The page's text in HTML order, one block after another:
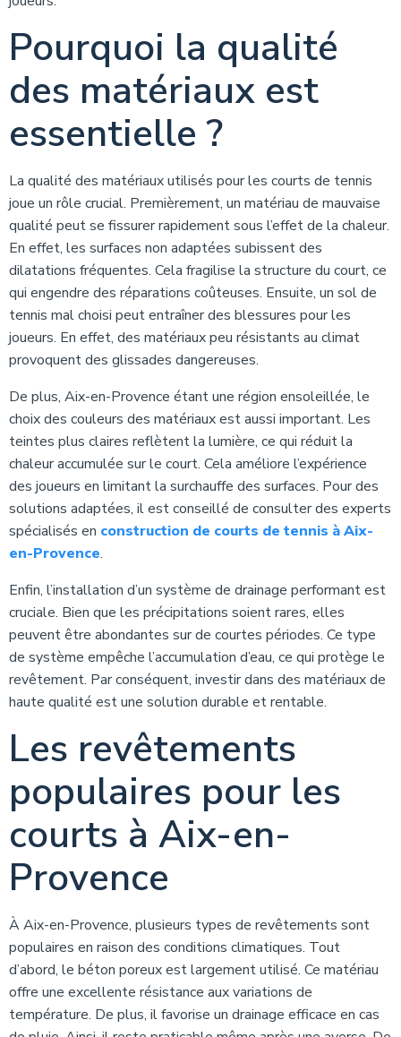
Pourquoi la qualité
des matériaux est
essentielle ?
La qualité des matériaux utilisés pour les courts de tennis
joue un rôle crucial. Premièrement, un matériau de mauvaise
qualité peut se fissurer rapidement sous l’effet de la chaleur.
En effet, les surfaces non adaptées subissent des
dilatations fréquentes. Cela fragilise la structure du court, ce
qui engendre des réparations coûteuses. Ensuite, un sol de
tennis mal choisi peut entraîner des blessures pour les
joueurs. En effet, des matériaux peu résistants au climat
provoquent des glissades dangereuses.
De plus, Aix-en-Provence étant une région ensoleillée, le
choix des couleurs des matériaux est aussi important. Les
teintes plus claires reflètent la lumière, ce qui réduit la
chaleur accumulée sur le court. Cela améliore l’expérience
des joueurs en limitant la surchauffe des surfaces. Pour des
solutions adaptées, il est conseillé de consulter des experts
spécialisés en construction de courts de tennis à Aix-
en-Provence.
Enfin, l’installation d’un système de drainage performant est
cruciale. Bien que les précipitations soient rares, elles
peuvent être abondantes sur de courtes périodes. Ce type
de système empêche l’accumulation d’eau, ce qui protège le
revêtement. Par conséquent, investir dans des matériaux de
haute qualité est une solution durable et rentable.
Les revêtements
populaires pour les
courts à Aix-en-
Provence
À Aix-en-Provence, plusieurs types de revêtements sont
populaires en raison des conditions climatiques. Tout
d’abord, le béton poreux est largement utilisé. Ce matériau
offre une excellente résistance aux variations de
température. De plus, il favorise un drainage efficace en cas